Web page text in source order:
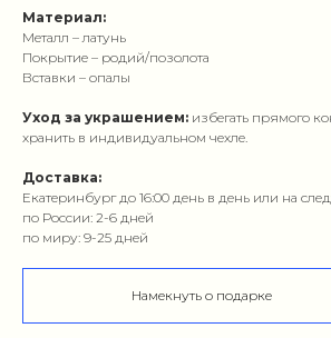
Материал:
Металл – латунь
Покрытие – родий/позолота
Вставки – опалы
Уход за украшением: избегать прямого
хранить в индивидуальном чехле.
Доставка:
Екатеринбург до 16:00 день в день или на
по России: 2-6 дней
по миру: 9-25 дней
Намекнуть о подарке